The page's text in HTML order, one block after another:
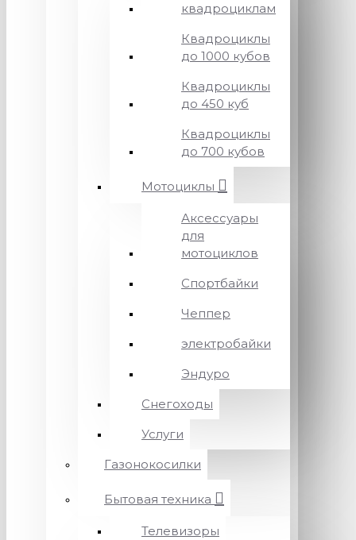
квадроциклам
Квадроциклы
до 1000 кубов
Квадроциклы
до 450 куб
Квадроциклы
до 700 кубов
Мотоциклы
Аксессуары
для
мотоциклов
Спортбайки
Чеппер
электробайки
Эндуро
Снегоходы
Услуги
Газонокосилки
Бытовая техника
Телевизоры